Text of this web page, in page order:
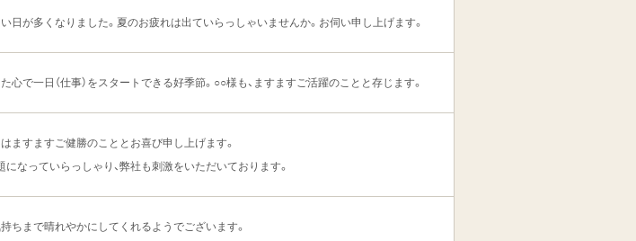
日が多くなりました。夏のお疲れは出ていらっしゃいませんか。お伺い申し上げます。
心で一日（仕事）をスタートできる好季節。○○様も、ますますご活躍のことと存じます。
ますますご健勝のこととお喜び申し上げます。
なっていらっしゃり、弊社も刺激をいただいております。
ちまで晴れやかにしてくれるようでございます。